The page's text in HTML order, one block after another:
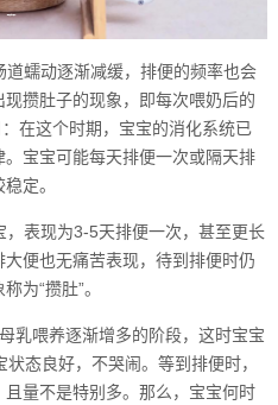
蠕动逐渐减缓，排便的频率也会
攒肚子的现象，即每次喂奶后的
在这个时期，宝宝的消化系统已
宝宝可能每天排便一次或隔天排
定。
表现为3-5天排便一次，甚至更长
便也无痛苦表现，待到排便时仍
为“攒肚”。
乳喂养逐渐增多的阶段，这时宝宝
态良好，不哭闹。等到排便时，
量不是特别多。那么，宝宝何时